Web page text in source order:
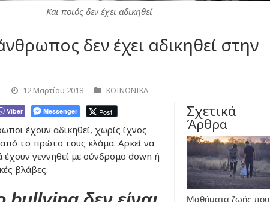
Και ποιός δεν έχει αδικηθεί
δεν έχει αδικηθεί στην
12 Μαρτίου 2018 ΚΟΙΝΩΝΙΚΑ
Σχετικά
Άρθρα
Μαθήματα ζωής που
Viber Messenger Post
έχουν αδικηθεί, χωρίς ίχνος
το πρώτο τους κλάμα. Αρκεί να
γεννηθεί με σύνδρομο down ή
βλάβες.